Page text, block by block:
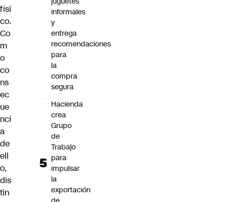
físi
co.
Co
m
o
co
ns
ec
ue
nci
a
de
ell
o,
dis
tin
informales
y
entrega
recomendaciones
para
la
compra
segura
Hacienda
crea
Grupo
de
Trabajo
para
impulsar
la
exportación